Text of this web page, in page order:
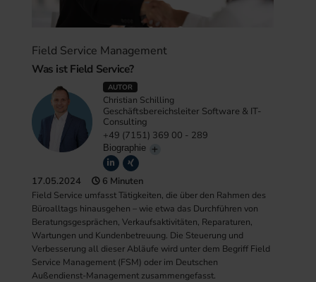
Field Service Management
Was ist Field Service?
AUTOR
Christian Schilling
Geschäftsbereichsleiter Software & IT-
Consulting
+49 (7151) 369 00 - 289
Biographie
17.05.2024 6 Minuten
Field Service umfasst Tätigkeiten, die über den Rahmen des
Büroalltags hinausgehen – wie etwa das Durchführen von
Beratungsgesprächen, Verkaufsaktivitäten, Reparaturen,
Wartungen und Kundenbetreuung. Die Steuerung und
Verbesserung all dieser Abläufe wird unter dem Begriff Field
Service Management (FSM) oder im Deutschen
Außendienst-Management zusammengefasst.